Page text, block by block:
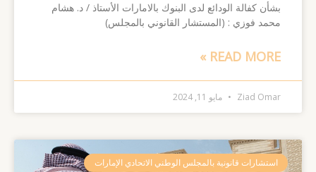
بشأن كفالة الودائع لدى البنوك بالامارات الأستاذ / د. هشام
محمد فوزي : (المستشار القانوني بالمجلس)
READ MORE »
Ziad Omar مايو 11, 2024
استشارات قانونية بالمجلس الوطني الاتحادي الإمارات